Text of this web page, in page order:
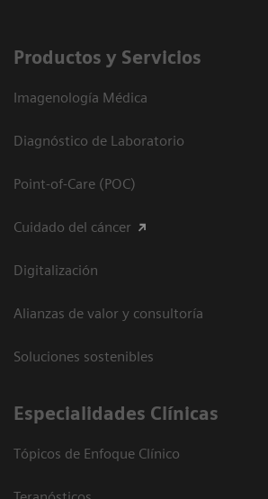
Productos y Servicios
Imagenología Médica
Diagnóstico de Laboratorio
Point-of-Care (POC)
Cuidado del cáncer
Digitalización
Alianzas de valor y consultoría
Soluciones sostenibles
Especialidades Clínicas
Tópicos de Enfoque Clínico